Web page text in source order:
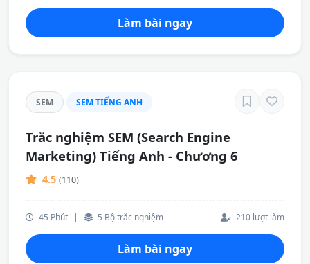
Làm bài ngay
SEM SEM TIẾNG ANH
Trắc nghiệm SEM (Search Engine
Marketing) Tiếng Anh - Chương 6
4.5 (110)
45 Phút | 5 Bộ trắc nghiệm 210 lượt làm
Làm bài ngay